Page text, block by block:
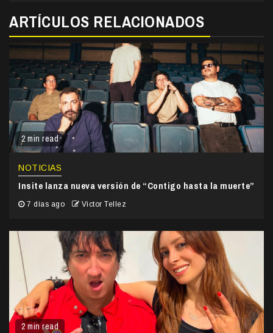
ARTÍCULOS RELACIONADOS
2 min read
NOTICIAS
Insite lanza nueva versión de “Contigo hasta la muerte”
7 días ago Victor Tellez
2 min read